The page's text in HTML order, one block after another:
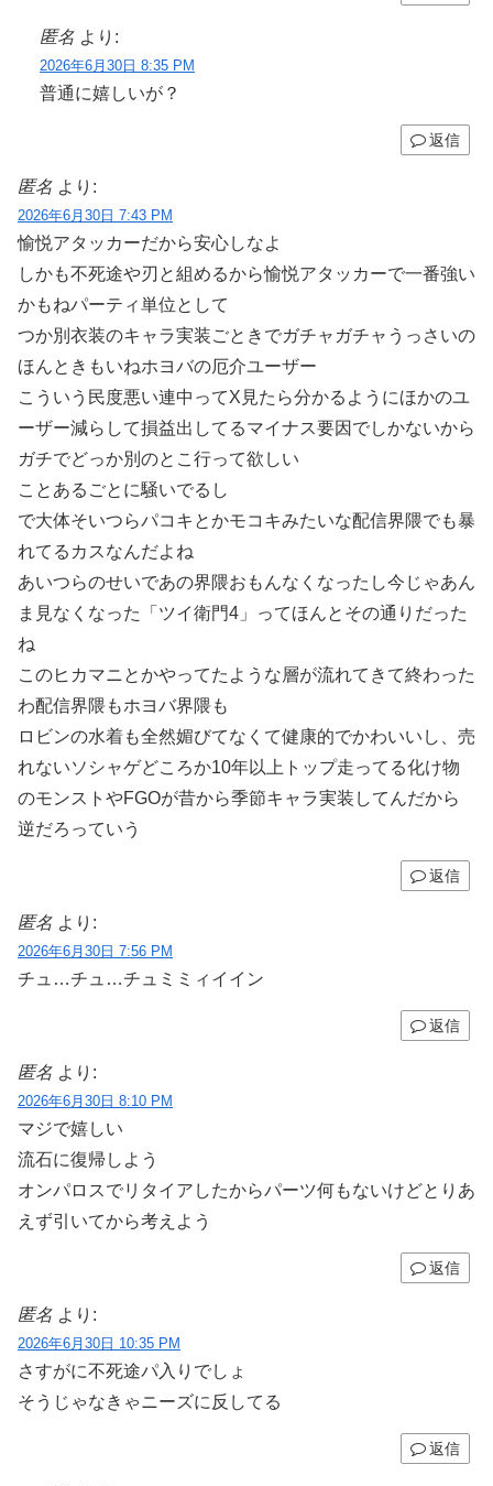
匿名 より:
2026年6月30日 8:35 PM
普通に嬉しいが？
返信
匿名 より:
2026年6月30日 7:43 PM
愉悦アタッカーだから安心しなよ
しかも不死途や刃と組めるから愉悦アタッカーで一番強い
かもねパーティ単位として
つか別衣装のキャラ実装ごときでガチャガチャうっさいの
ほんときもいねホヨバの厄介ユーザー
こういう民度悪い連中ってX見たら分かるようにほかのユ
ーザー減らして損益出してるマイナス要因でしかないから
ガチでどっか別のとこ行って欲しい
ことあるごとに騒いでるし
で大体そいつらパコキとかモコキみたいな配信界隈でも暴
れてるカスなんだよね
あいつらのせいであの界隈おもんなくなったし今じゃあん
ま見なくなった「ツイ衛門4」ってほんとその通りだった
ね
このヒカマニとかやってたような層が流れてきて終わった
わ配信界隈もホヨバ界隈も
ロビンの水着も全然媚びてなくて健康的でかわいいし、売
れないソシャゲどころか10年以上トップ走ってる化け物
のモンストやFGOが昔から季節キャラ実装してんだから
逆だろっていう
返信
匿名 より:
2026年6月30日 7:56 PM
チュ…チュ…チュミミィイイン
返信
匿名 より:
2026年6月30日 8:10 PM
マジで嬉しい
流石に復帰しよう
オンパロスでリタイアしたからパーツ何もないけどとりあ
えず引いてから考えよう
返信
匿名 より:
2026年6月30日 10:35 PM
さすがに不死途パ入りでしょ
そうじゃなきゃニーズに反してる
返信